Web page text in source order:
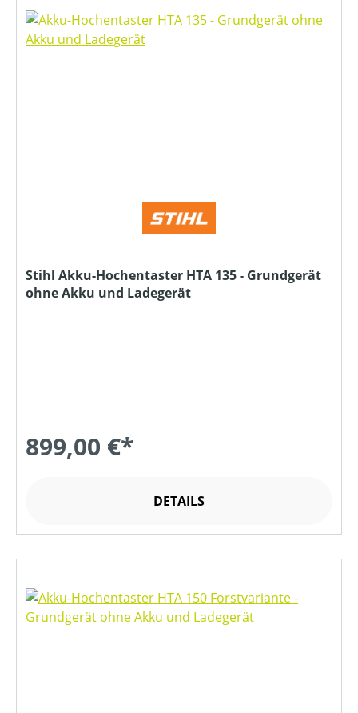
Stihl Akku-Hochentaster HTA 135 - Grundgerät
ohne Akku und Ladegerät
899,00 €*
DETAILS